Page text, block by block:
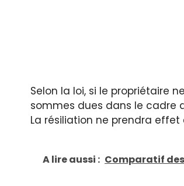
Selon la loi, si le propriétaire
sommes dues dans le cadre
La résiliation ne prendra effet
A lire aussi : Comparatif